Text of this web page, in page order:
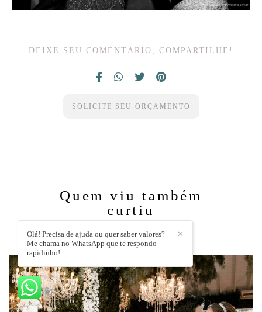
DEIXE SEU COMENTÁRIO, COMPARTILHE!
SOLICITE SEU ORÇAMENTO
Quem viu também
curtiu
✕
Olá! Precisa de ajuda ou quer saber valores?
Me chama no WhatsApp que te respondo
rapidinho!